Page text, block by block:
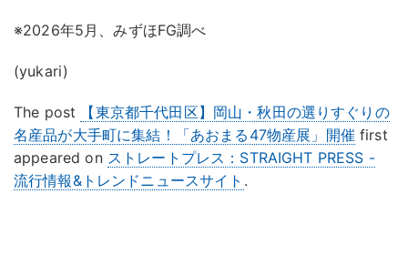
※2026年5月、みずほFG調べ
(yukari)
The post
【東京都千代田区】岡山・秋田の選りすぐりの
名産品が大手町に集結！「あおまる47物産展」開催 first
appeared on ストレートプレス：STRAIGHT PRESS -
流行情報&トレンドニュースサイト .